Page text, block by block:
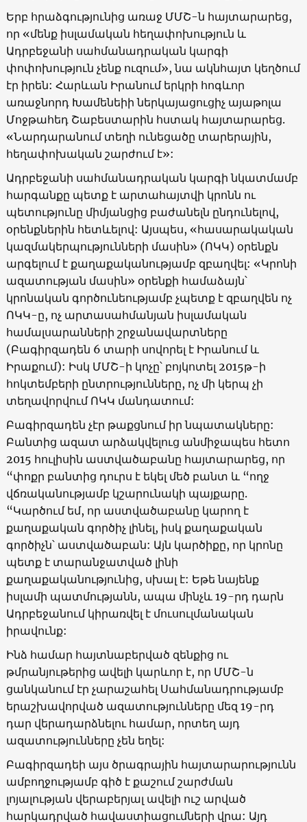
Երբ հրաձգությունից առաջ ՄՄՇ-ն հայտարարեց,
որ «մենք իսլամական հեղափոխություն և
Ադրբեջանի սահմանադրական կարգի
փոփոխություն չենք ուզում», նա ակնհայտ կեղծում
էր իրեն: Հարևան Իրանում երկրի հոգևոր
առաջնորդ Խամենեիի ներկայացուցիչ այաթոլա
Մոջթահեդ Շաբեստարին հստակ հայտարարեց.
«Նարդարանում տեղի ունեցածը տարերային,
հեղափոխական շարժում է»:
Ադրբեջանի սահմանադրական կարգի նկատմամբ
հարգանքը պետք է արտահայտվի կրոնն ու
պետությունը միմյանցից բաժանելն ընդունելով,
օրենքներին հետևելով: Այսպես, «հասարակական
կազմակերպությունների մասին» (ՈԿԿ) օրենքն
արգելում է քաղաքականությամբ զբաղվել: «Կրոնի
ազատության մասին» օրենքի համաձայն՝
կրոնական գործունեությամբ չպետք է զբաղվեն ոչ
ՈԿԿ-ը, ոչ արտասահմանյան իսլամական
համալսարանների շրջանավարտները
(Բագիրզադեն 6 տարի սովորել է Իրանում և
Իրաքում): Իսկ ՄՄՇ-ի կոչը՝ բոյկոտել 2015թ-ի
հոկտեմբերի ընտրությունները, ոչ մի կերպ չի
տեղավորվում ՈԿԿ մանդատում:
Բագիրզադեն չէր թաքցնում իր նպատակները:
Բանտից ազատ արձակվելուց անմիջապես հետո
2015 հուլիսին աստվածաբանը հայտարարեց, որ
“փոքր բանտից դուրս է եկել մեծ բանտ և “ողջ
վճռականությամբ կշարունակի պայքարը.
“Կարծում եմ, որ աստվածաբանը կարող է
քաղաքական գործիչ լինել, իսկ քաղաքական
գործիչն՝ աստվածաբան: Այն կարծիքը, որ կրոնը
պետք է տարանջատված լինի
քաղաքականությունից, սխալ է: Եթե նայենք
իսլամի պատմությանն, ապա մինչև 19-րդ դարն
Ադրբեջանում կիրառվել է մուսուլմանական
իրավունք:
Ինձ համար հայտնաբերված զենքից ու
թմրանյութերից ավելի կարևոր է, որ ՄՄՇ-ն
ցանկանում էր չարաշահել Սահմանադրությամբ
երաշխավորված ազատությունները մեզ 19-րդ
դար վերադարձնելու համար, որտեղ այդ
ազատությունները չեն եղել:
Բագիրզադեի այս ծրագրային հայտարարությունն
ամբողջությամբ գիծ է քաշում շարժման
լոյալության վերաբերյալ ավելի ուշ արված
հարկադրված հավաստիացումների վրա: Այդ